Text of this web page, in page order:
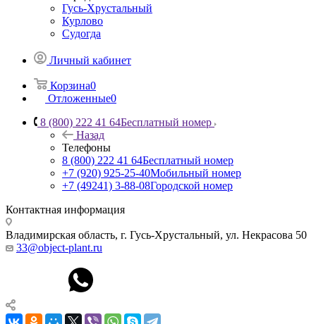
Гусь-Хрустальный
Курлово
Судогда
Личный кабинет
Корзина0
Отложенные0
8 (800) 222 41 64Бесплатный номер
Назад
Телефоны
8 (800) 222 41 64Бесплатный номер
+7 (920) 925-25-40Мобильный номер
+7 (49241) 3-88-08Городской номер
Контактная информация
Владимирская область, г. Гусь-Хрустальный, ул. Некрасова 50
33@object-plant.ru